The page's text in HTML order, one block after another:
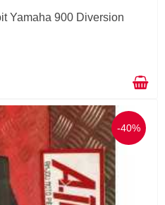
Yamaha 900 Diversion
-40%